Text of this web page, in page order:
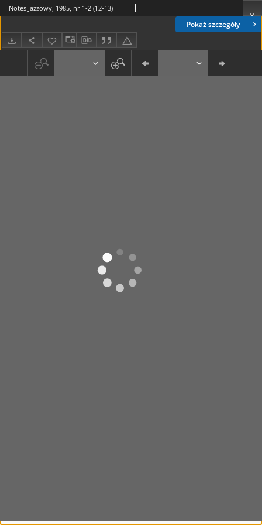
Pokaż szczegóły
Notes Jazzowy, 1985, nr 1-2 (12-13)